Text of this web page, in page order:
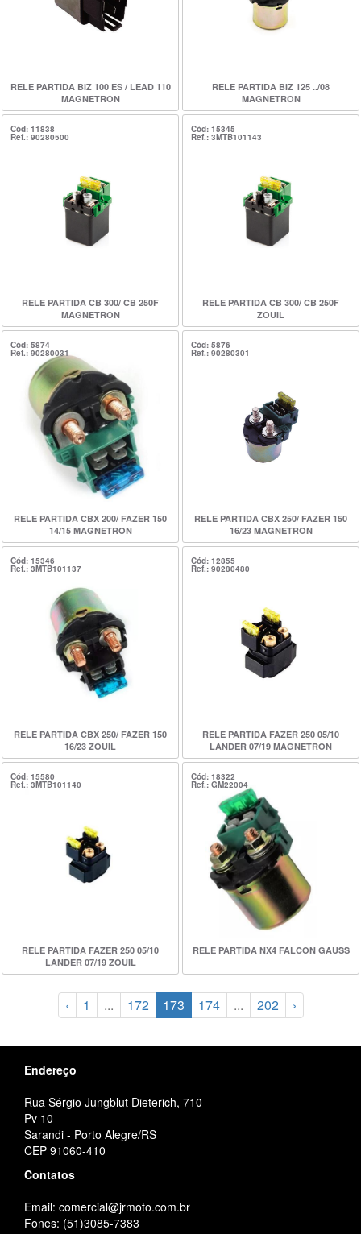
RELE PARTIDA BIZ 100 ES / LEAD 110
MAGNETRON
RELE PARTIDA BIZ 125 ../08
MAGNETRON
Cód: 11838
Ref.: 90280500
RELE PARTIDA CB 300/ CB 250F
MAGNETRON
Cód: 15345
Ref.: 3MTB101143
RELE PARTIDA CB 300/ CB 250F
ZOUIL
Cód: 5874
Ref.: 90280031
RELE PARTIDA CBX 200/ FAZER 150
14/15 MAGNETRON
Cód: 5876
Ref.: 90280301
RELE PARTIDA CBX 250/ FAZER 150
16/23 MAGNETRON
Cód: 15346
Ref.: 3MTB101137
RELE PARTIDA CBX 250/ FAZER 150
16/23 ZOUIL
Cód: 12855
Ref.: 90280480
RELE PARTIDA FAZER 250 05/10
LANDER 07/19 MAGNETRON
Cód: 15580
Ref.: 3MTB101140
RELE PARTIDA FAZER 250 05/10
LANDER 07/19 ZOUIL
Cód: 18322
Ref.: GM22004
RELE PARTIDA NX4 FALCON GAUSS
‹ 1 ... 172 173 174 ... 202 ›
Endereço
Rua Sérgio Jungblut Dieterich, 710
Pv 10
Sarandi - Porto Alegre/RS
CEP 91060-410
Contatos
Email: comercial@jrmoto.com.br
Fones: (51)3085-7383